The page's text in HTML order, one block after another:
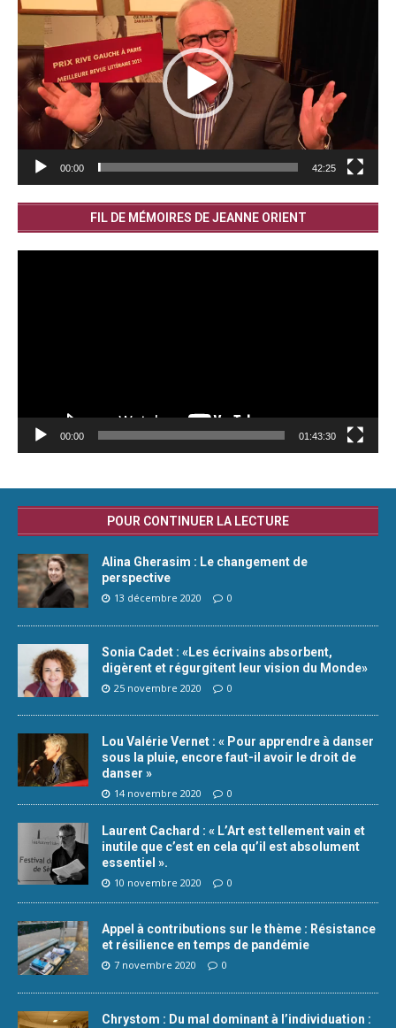
vidéo
00:00 42:25
FIL DE MÉMOIRES DE JEANNE ORIENT
00:00 01:43:30
POUR CONTINUER LA LECTURE
Alina Gherasim : Le changement de
perspective
13 décembre 2020 0
Sonia Cadet : «Les écrivains absorbent,
digèrent et régurgitent leur vision du Monde»
25 novembre 2020 0
Lou Valérie Vernet : « Pour apprendre à danser
sous la pluie, encore faut-il avoir le droit de
danser »
14 novembre 2020 0
Laurent Cachard : « L’Art est tellement vain et
inutile que c’est en cela qu’il est absolument
essentiel ».
10 novembre 2020 0
Appel à contributions sur le thème : Résistance
et résilience en temps de pandémie
7 novembre 2020 0
Chrystom : Du mal dominant à l’individuation :